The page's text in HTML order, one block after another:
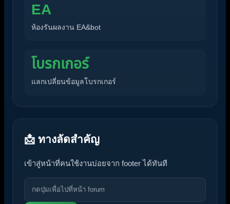
EA
ห้องรันผลงาน EA&bot
โบรกเกอร์
แลกเปลี่ยนข้อมูลโบรกเกอร์
📩 ทางลัดสำคัญ
เข้าสู่หน้าที่คนใช้งานบ่อยจาก footer ได้ทันที